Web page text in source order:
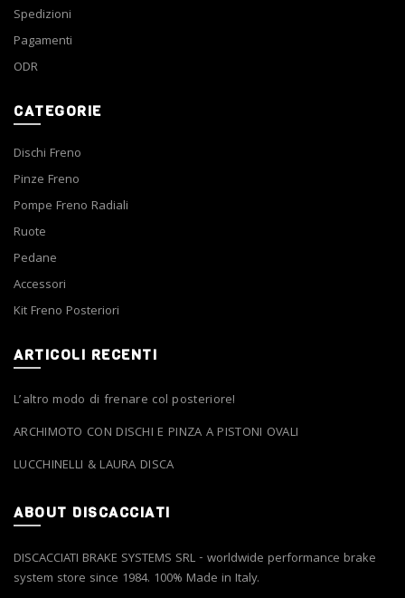
Spedizioni
Pagamenti
ODR
CATEGORIE
Dischi Freno
Pinze Freno
Pompe Freno Radiali
Ruote
Pedane
Accessori
Kit Freno Posteriori
ARTICOLI RECENTI
L’altro modo di frenare col posteriore!
ARCHIMOTO CON DISCHI E PINZA A PISTONI OVALI
LUCCHINELLI & LAURA DISCA
ABOUT DISCACCIATI
DISCACCIATI BRAKE SYSTEMS SRL - worldwide performance brake
system store since 1984. 100% Made in Italy.